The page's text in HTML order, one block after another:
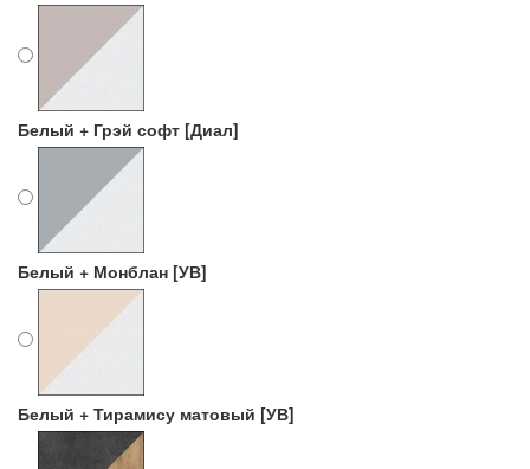
Белый + Грэй софт [Диал]
Белый + Монблан [УВ]
Белый + Тирамису матовый [УВ]